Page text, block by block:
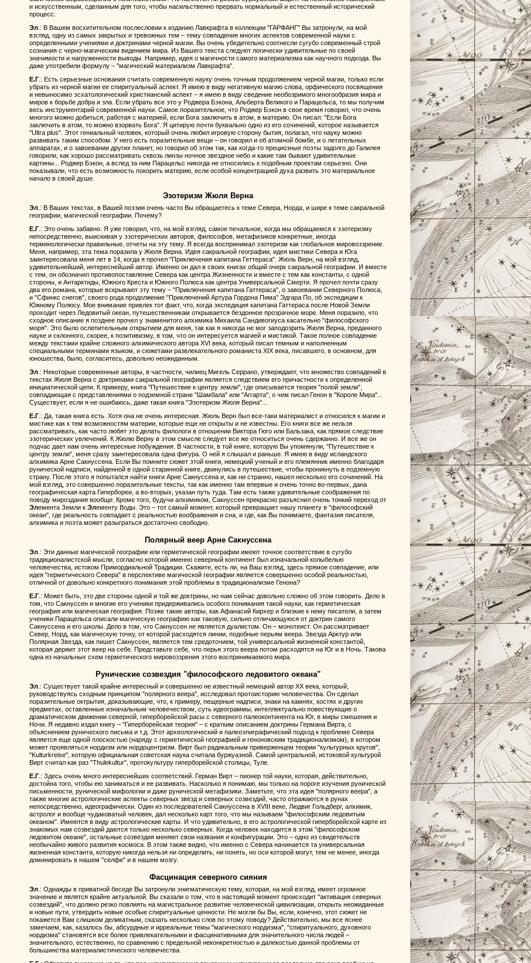
и искусственным, сделанным для того, чтобы насильственно прервать нормальный и естественный исторический
процесс.
Эл .: В Вашем восхитительном послесловии к изданию Лавкрафта в коллекции "ГАРФАНГ" Вы затронули, на мой
взгляд, одну из самых закрытых и тревожных тем – тему совпадения многих аспектов современной науки с
определенными учениями и доктринами черной магии. Вы очень убедительно соотнесли сугубо современный строй
сознания с черно-магическим видением мира. Из Вашего текста следуют логически удивительные по своей
значимости и нагруженности выводы. Например, идея о магичности самого материализма как научного подхода. Вы
даже употребили формулу – "магический материализм Лавкрафта".
Е.Г .: Есть серьезные основания считать современную науку очень точным продолжением черной магии, только если
убрать из черной магии ее спиритуальный аспект. Я имею в виду негативную магию слова, орфического посвящения
и невыносимо эсхатологический христианский аспект – я имею в виду сведение необозримого многообразия мира и
миров к борьбе добра и зла. Если убрать все это у Роджера Бэкона, Альберта Великого и Парацельса, то мы получим
весь инструментарий современной науки. Самое поразительное, что Роджер Бэкон в свое время говорил, что очень
многого можно добиться, работая с материей, если Бога заключить в атом, в материю. Он писал: "Если Бога
заключить в атом, то можно взорвать Бога". Я цитирую почти буквально одно из его сочинений, которое называется
"Ultra plus". Этот гениальный человек, который очень любил игровую сторону бытия, полагал, что науку можно
развивать таким способом. У него есть поразительные вещи – он говорил и об атомной бомбе, и о летательных
аппаратах, и о завоевании других планет, но говорил об этом так, как когда-то прециозные поэты задолго до Галилея
говорили, как хорошо рассматривать сквозь линзы ночное звездное небо и какие там бывают удивительные
картины... Роджер Бэкон, а вслед за ним Парацельс никогда не относились к подобным проектам серьезно. Они
показывали, что есть возможность покорить материю, если особой концентрацией духа развить это материальное
начало в своей душе.
Эзотеризм Жюля Верна
Эл .: В Ваших текстах, в Вашей поэзии очень часто Вы обращаетесь к теме Севера, Норда, и шире к теме сакральной
географии, магической географии. Почему?
Е.Г .: Это очень забавно. Я уже говорил, что, на мой взгляд, самое печальное, когда мы обращаемся к эзотеризму
непосредственно, выискивая у эзотерических авторов, философов, метафизиков конкретные, иногда
терминологически правильные, отчеты на эту тему. Я всегда воспринимал эзотеризм как глобальное мировоззрение.
Меня, например, эта тема поразила у Жюля Верна. Идея сакральной географии, идея мистики Севера и Юга
заинтересовала меня лет в 14, когда я прочел "Приключения капитана Геттераса". Жюль Верн, на мой взгляд,
удивительнейший, интереснейший автор. Именно он дал в своих книгах общий очерк сакральной географии. И вместе
с тем, он обозначил противопоставление Севера как центра Жизненности и вместе с тем как константы, с одной
стороны, и Антарктиды, Южного Креста и Южного Полюса как центра Универсальной Смерти. Я прочел почти сразу
два его романа, которые вскрывают эту тему – "Приключения капитана Гаттераса", о завоевании Северного Полюса,
и "Сфинкс снегов", своего рода продолжение "Приключений Артура Гордона Пима" Эдгара По, об экспедиции к
Южному Полюсу. Мое внимание привлек тот факт, что, когда экспедиция капитана Гаттераса после Новой Земли
проходит через Ледовитый океан, путешественникам открывается бездонное прозрачное море. Меня поразило, что
сходное описание я позднее прочел у знаменитого алхимика Михаила Сандивогиуса касательно "философского
моря". Это было ослепительным открытием для меня, так как я никогда не мог заподозрить Жюля Верна, преданного
науке и склонного, скорее, к позитивизму, в том, что он интересуется магией и мистикой. Такое полное совпадение
между текстами крайне сложного алхимического автора XVI века, который писал темным и наполненным
специальными терминами языком, и сюжетами развлекательного романиста XIX века, писавшего, в основном, для
юношества, было, согласитесь, довольно неожиданным.
Эл .: Некоторые современные авторы, в частности, чилиец Мигель Серрано, утверждают, что множество совпадений в
текстах Жюля Верна с доктринами сакральной географии является следствием его причастности к определенной
инициатической цепи. К примеру, книга "Путешествие к центру земли", где описывается теория "полой земли",
совпадающая с представлениями о подземной стране "Шамбала" или "Аггарта", о чем писал Генон в "Короле Мира"...
Существует, если я не ошибаюсь, даже такая книга "Эзотеризм Жюля Верна"...
Е.Г .: Да, такая книга есть. Хотя она не очень интересная. Жюль Верн был все-таки материалист и относился к магии и
мистике как к тем возможностям материи, которые еще не открыты и не известны. Его книги все же нельзя
рассматривать, как часто любят это делать филологи в отношении Виктора Гюго или Бальзака, как прямое следствие
эзотерических увлечений. К Жюлю Верну в этом смысле следует все же относиться очень сдержанно. И все же он
подчас дает нам очень интересные побуждения. В частности, в той книге, которую Вы упомянули, "Путешествие к
центру земли", меня сразу заинтересовала одна фигура. О ней я слышал и раньше. Я имею в виду исландского
алхимика Арне Сакнуссена. Если Вы помните сюжет этой книги, немецкий ученый и его племянник именно благодаря
рунической надписи, найденной в одной старинной книге, двинулись в путешествие, чтобы проникнуть в подземную
страну. После этого я попытался найти книги Арне Сакнуссена и, как ни странно, нашел несколько его сочинений. На
мой взгляд, это совершенно поразительные тексты, так как именно там впервые и очень точно во-первых, дана
географическая карта Гипербореи, а во-вторых, указан путь туда. Там есть также удивительные соображения по
поводу мироздания вообще. Кроме того, будучи алхимиком, Сакнуссен прекрасно разъяснил очень тонкий переход от
Элемента Земли к Элементу Воды. Это – тот самый момент, который превращает нашу планету в "философский
океан", где реальность совпадает с реальностью воображения и сна, и где, как Вы понимаете, фантазия писателя,
алхимика и поэта может разыграться достаточно свободно.
Полярный веер Арне Сакнуссена
Эл .: Эти данные магической географии или герметической географии имеют точное соответствие в сугубо
традиционалистской мысли, согласно которой именно северный континент был изначальной колыбелью
человечества, истоком Примордиальной Традиции. Скажите, есть ли, на Ваш взгляд, здесь прямое совпадение, или
идея "герметического Севера" в перспективе магической географии является совершенно особой реальностью,
отличной от довольно конкретного понимания этой проблемы в традиционализме Генона?
Е.Г .: Может быть, это две стороны одной и той же доктрины, но нам сейчас довольно сложно об этом говорить. Дело в
том, что Сакнуссен и многие его ученики придерживались особого понимания такой науки, как герметическая
география или магическая география. Позже такие авторы, как Афанасий Кирхер и близкие к нему писатели, а затем
ученики Парацельса описали магическую географию как таковую, сильно отличающуюся от доктрин самого
Сакнуссена и его школы. Дело в том, что Сакнуссен не является дуалистом. Он – монотеист. Он рассматривает
Север, Норд, как магическую точку, от которой расходятся линии, подобные перьям веера. Звезда Арктур или
Полярная Звезда, как пишет Сакнуссен, является тем средоточием, той универсальной жизненной константой,
которая держит этот веер на себе. Представьте себе, что перья этого веера потом расходятся на Юг и в Ночь. Такова
одна из начальных схем герметического мировоззрения этого воспринимаемого мира.
Рунические созвездия "философского ледовитого океана"
Эл .: Существует такой крайне интересный и совершенно не известный немецкий автор XX века, который,
руководствуясь сходным принципом "полярного веера", исследовал протоисторию человечества. Он сделал
поразительные октрытия, доказывающие, что, к примеру, пещерные надписи, знаки на камнях, костях и других
предметах, оставленные изначальным человечеством, суть идеограммы, интеллектуально повествующие о
драматическом движении северной, гиперборейской расы с северного палеоконтинента на Юг, в миры смешения и
Ночи. Я недавно издал книгу – "Гиперборейская теория" – с кратким описанием доктрины Германа Вирта, с
объяснением рунического письма и т.д. Этот археологический и палеоэпиграфический подход к проблеме Севера
является еще одной плоскостью (наряду с герметической географией и геноновским традиционализмом), в котором
может проявляться нордизм или нордоцентризм. Вирт был радикальным приверженцем теории "культурных кругов",
"Kulturkreise", которую официальная советская наука считала буржуазной. Самой центральной, истоковой культурой
Вирт считал как раз "Thulekultur", протокультуру гиперборейской столицы, Туле.
Е.Г .: Здесь очень много интереснейших соответствий. Герман Вирт – пионер той науки, которая, действительно,
достойна того, чтобы ею заниматься и ее развивать. Насколько я понимаю, мы только на пороге изучения рунической
письменности, рунической мифологии и даже рунической метафизики. Заметьте, что эта идея "полярного веера", а
также многие астрологические аспекты северных звезд и северных созвездий, часто отражаются в рунах
непосредственно, идеографически. Один из последователей Сакнуссена в XVIII веке, Людвиг Гольдберг, алхимик,
астролог и вообще чудаковатый человек, дал несколько карт того, что мы называем "философским ледовитым
океаном". Имеются в виду астрологические карты. И что удивительно, в его астрологической гиперборейской карте из
знакомых нам созвездий даются только несколько северных. Когда человек находится в этом "философском
ледовитом океане", остальные созвездия меняют свои названия и конфигурации. Это – одно из свидетельств
необычайно живого развития космоса. В этом также видно, что именно с Севера начинается та универсальная
жизненная константа, которую никогда нельзя ни определить, ни понять, но оси которой могут, тем не менее, иногда
доминировать в нашем "селфе" и в нашем мозгу.
Фасцинация северного сияния
Эл .: Однажды в приватной беседе Вы затронули энигматическую тему, которая, на мой взгляд, имеет огромное
значение и являтся крайне актуальной. Вы сказали о том, что в настоящий момент происходит "активация северных
созвездий", что должно резко повлиять на магистральное развитие человеческой цивилизации, открыть неожиданные
и новые пути, утвердить новые особые спиритуальные ценности. Не могли бы Вы, если, конечно, этот сюжет не
покажется Вам слишком деликатным, сказать несколько слов по этому поводу? Действительно, мы все яснее
замечаем, как, казалось бы, абсурдные и ирреальные темы "магического нордизма", "спиритуального, духовного
нордизма" становятся все более привлекательными и фасцинативными для значительного числа людей –
значительного, естественно, по сравнению с предельной неконкретностью и далекостью данной проблемы от
большинства материалистического человечества.